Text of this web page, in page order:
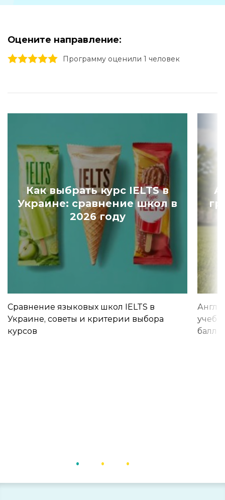
Оцените направление:
5 stars
4 stars
3 stars
2 stars
1 stars Программу оценили 1 человек
Как выбрать курс IELTS в
Украине: сравнение школ в
2026 году
Сравнение языковых школ IELTS в
Украине, советы и критерии выбора
курсов
учебы
баллы